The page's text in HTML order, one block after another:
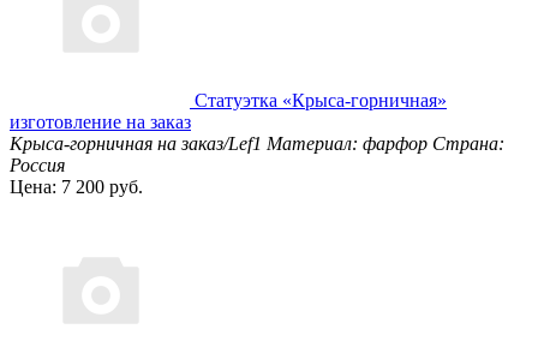
Статуэтка «Крыса-горничная»
изготовление на заказ
Крыса-горничная на заказ/Lef1 Материал: фарфор Страна:
Россия
Цена: 7 200 руб.